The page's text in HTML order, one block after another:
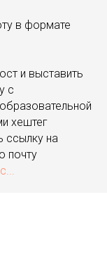
в формате
и выставить
с
хештег
ссылку на
почту